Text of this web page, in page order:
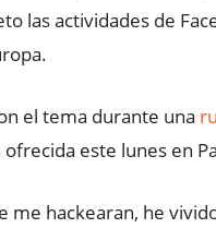
las actividades de
el tema durante una
este lunes en
me hackearan, he